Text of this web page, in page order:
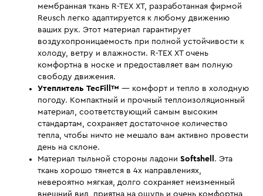
мембранная ткань R-TЕX XT, разработанная фирмой
Reusch легко адаптируется к любому движению
ваших рук. Этот материал гарантирует
воздухопроницаемость при полной устойчивости к
холоду, ветру и влажности. R-TЕX XT очень
комфортна в носке и предоставляет вам полную
свободу движения.
Утеплитель TecFill™ — комфорт и тепло в холодную
погоду. Компактный и прочный теплоизоляционный
материал, соответствующий самым высоким
стандартам, сохраняет достаточное количество
тепла, чтобы ничто не мешало вам активно провести
день на склоне.
Материал тыльной стороны ладони Softshell . Эта
ткань хорошо тянется в 4х направлениях,
невероятно мягкая, долго сохраняет неизменный
внешний вид, приятна на ощупь и очень комфортна